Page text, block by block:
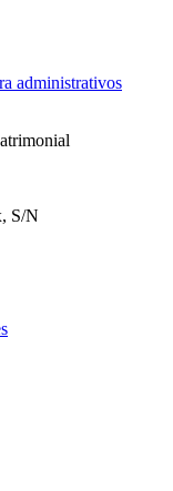
administrativos
S/N